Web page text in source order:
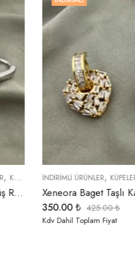
,ÖZEL SERİLER,TREND ÜRÜNLER ,
Kalp Gold Renk Küpe
ÇOK
Kdv